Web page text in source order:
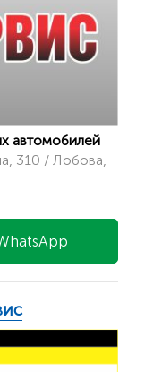
автомобилей
310 / Лобова,